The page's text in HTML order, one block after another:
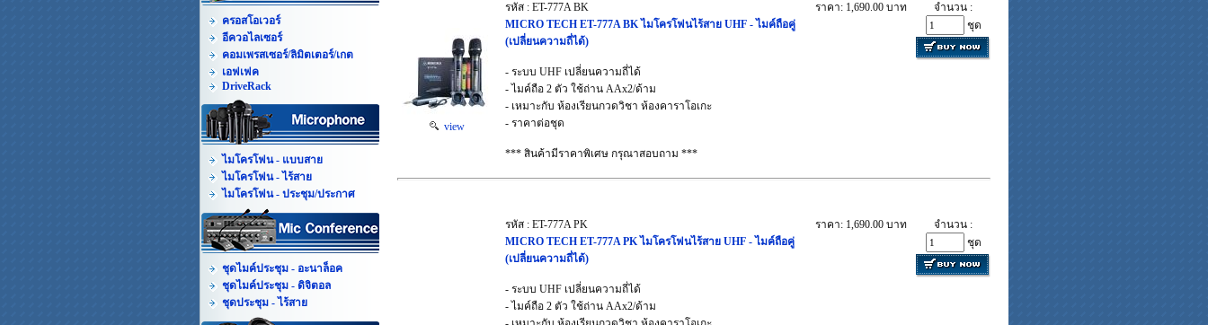
ครอสโอเวอร์
อีควอไลเซอร์
คอมเพรสเซอร์/ลิมิตเตอร์/เกต
เอฟเฟค
DriveRack
ไมโครโฟน - แบบสาย
ไมโครโฟน - ไร้สาย
ไมโครโฟน - ประชุม/ประกาศ
ชุดไมค์ประชุม - อะนาล็อค
ชุดไมค์ประชุม - ดิจิตอล
ชุดประชุม - ไร้สาย
view
รหัส : ET-777A BK
MICRO TECH ET-777A BK ไมโครโฟนไร้สาย UHF - ไมค์ถือคู่
(เปลี่ยนความถี่ได้)
- ระบบ UHF เปลี่ยนความถี่ได้
- ไมค์ถือ 2 ตัว ใช้ถ่าน AAx2/ด้าม
- เหมาะกับ ห้องเรียนกวดวิชา ห้องคาราโอเกะ
- ราคาต่อชุด
*** สินค้ามีราคาพิเศษ กรุณาสอบถาม ***
ราคา: 1,690.00 บาท
จำนวน :
ชุด
รหัส : ET-777A PK
MICRO TECH ET-777A PK ไมโครโฟนไร้สาย UHF - ไมค์ถือคู่
(เปลี่ยนความถี่ได้)
- ระบบ UHF เปลี่ยนความถี่ได้
- ไมค์ถือ 2 ตัว ใช้ถ่าน AAx2/ด้าม
ราคา: 1,690.00 บาท
จำนวน :
ชุด